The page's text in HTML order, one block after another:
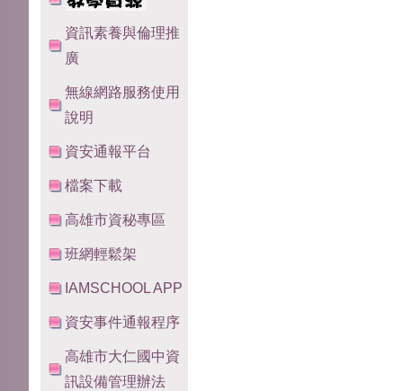
資訊素養與倫理推
廣
無線網路服務使用
說明
資安通報平台
檔案下載
高雄市資秘專區
班網輕鬆架
IAMSCHOOL APP
資安事件通報程序
高雄市大仁國中資
訊設備管理辦法